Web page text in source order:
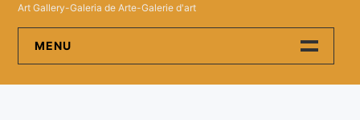
Art Gallery-Galeria de Arte-Galerie d'art
MENU